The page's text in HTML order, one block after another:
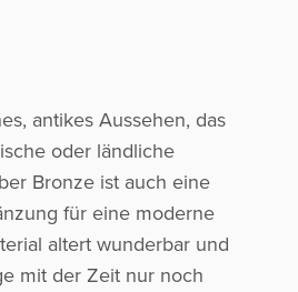
antikes Aussehen, das
oder ländliche
Bronze ist auch eine
für eine moderne
altert wunderbar und
mit der Zeit nur noch